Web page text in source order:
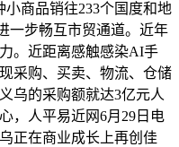
小商品销往233个国度和地
一步畅互市贸通道。近年
。近距离感触感染AI手
采购、买卖、物流、仓储
乌的采购额就达3亿元人
，人平易近网6月29日电
正在商业成长上再创佳